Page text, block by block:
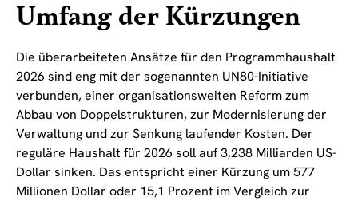
Umfang der Kürzungen
Die überarbeiteten Ansätze für den Programmhaushalt
2026 sind eng mit der sogenannten UN80-Initiative
verbunden, einer organisationsweiten Reform zum
Abbau von Doppelstrukturen, zur Modernisierung der
Verwaltung und zur Senkung laufender Kosten. Der
reguläre Haushalt für 2026 soll auf 3,238 Milliarden US-
Dollar sinken. Das entspricht einer Kürzung um 577
Millionen Dollar oder 15,1 Prozent im Vergleich zur